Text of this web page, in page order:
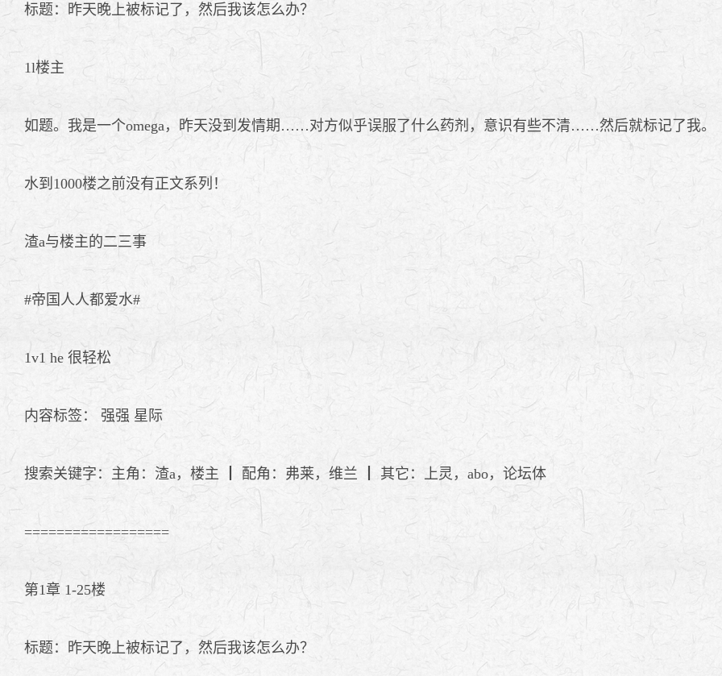
标题：昨天晚上被标记了，然后我该怎么办？
1l楼主
如题。我是一个omega，昨天没到发情期……对方似乎误服了什么药剂，意识有些不清……然后就标记了我。
水到1000楼之前没有正文系列！
渣a与楼主的二三事
#帝国人人都爱水#
1v1 he 很轻松
内容标签： 强强 星际
搜索关键字：主角：渣a，楼主 ┃ 配角：弗莱，维兰 ┃ 其它：上灵，abo，论坛体
==================
第1章 1-25楼
标题：昨天晚上被标记了，然后我该怎么办？